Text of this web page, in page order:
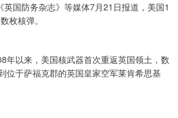
国防务杂志》等媒体7月21日报道，美国1
枚核弹。
年以来，美国核武器首次重返英国领土，数
位于萨福克郡的英国皇家空军莱肯希思基